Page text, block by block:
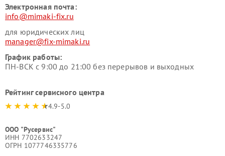
Электронная почта:
info@mimaki-fix.ru
для юридических лиц
manager@fix-mimaki.ru
График работы:
ПН-ВСК с 9:00 до 21:00 без перерывов и выходных
Рейтинг сервисного центра
4.9-5.0
ООО "Русервис"
ИНН 7702633247
ОГРН 1077746335776